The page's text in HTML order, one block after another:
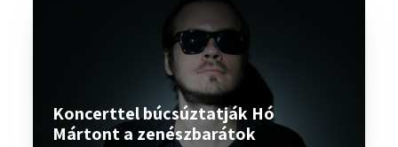
Koncerttel búcsúztatják Hó
Mártont a zenészbarátok